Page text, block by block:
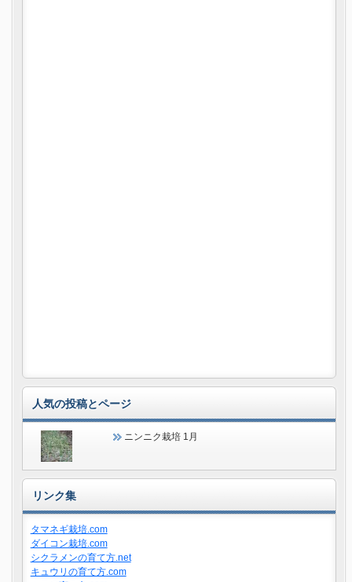
人気の投稿とページ
ニンニク栽培 1月
リンク集
タマネギ栽培.com
ダイコン栽培.com
シクラメンの育て方.net
キュウリの育て方.com